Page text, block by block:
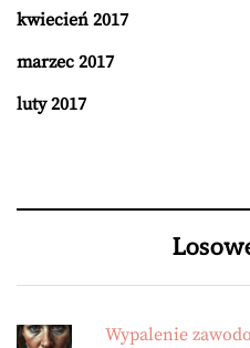
kwiecień 2017
marzec 2017
luty 2017
Wypalenie